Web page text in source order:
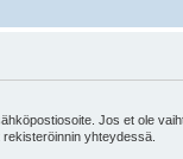
Jos et ole
yhteydessä.